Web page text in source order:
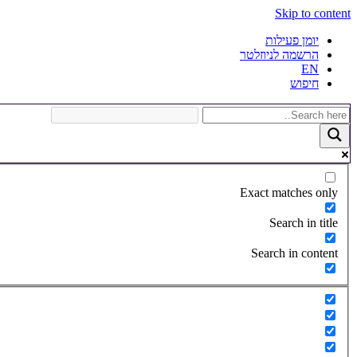
Skip to content
יומן פעילות
הרשמה לניוזלטר
EN
חיפוש
Exact matches only
Search in title
Search in content